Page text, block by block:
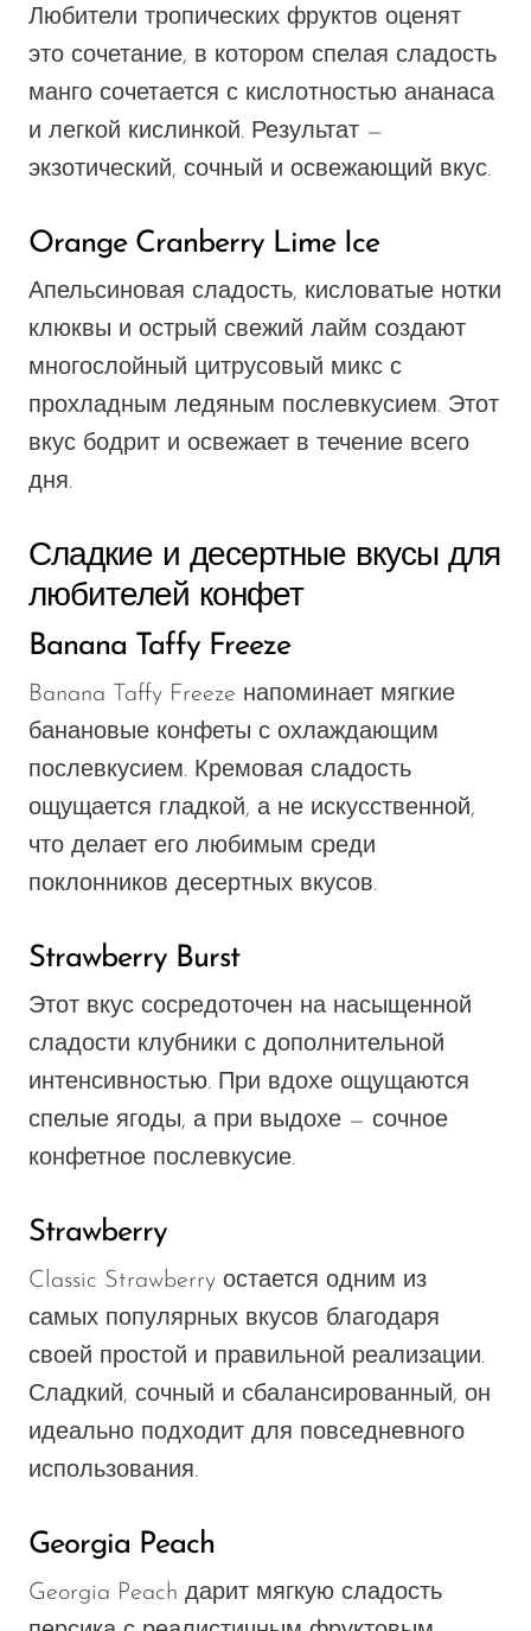
Любители тропических фруктов оценят
это сочетание, в котором спелая сладость
манго сочетается с кислотностью ананаса
и легкой кислинкой. Результат —
экзотический, сочный и освежающий вкус.
Orange Cranberry Lime Ice
Апельсиновая сладость, кисловатые нотки
клюквы и острый свежий лайм создают
многослойный цитрусовый микс с
прохладным ледяным послевкусием. Этот
вкус бодрит и освежает в течение всего
дня.
Сладкие и десертные вкусы для
любителей конфет
Banana Taffy Freeze
Banana Taffy Freeze напоминает мягкие
банановые конфеты с охлаждающим
послевкусием. Кремовая сладость
ощущается гладкой, а не искусственной,
что делает его любимым среди
поклонников десертных вкусов.
Strawberry Burst
Этот вкус сосредоточен на насыщенной
сладости клубники с дополнительной
интенсивностью. При вдохе ощущаются
спелые ягоды, а при выдохе — сочное
конфетное послевкусие.
Strawberry
Classic Strawberry остается одним из
самых популярных вкусов благодаря
своей простой и правильной реализации.
Сладкий, сочный и сбалансированный, он
идеально подходит для повседневного
использования.
Georgia Peach
Georgia Peach дарит мягкую сладость